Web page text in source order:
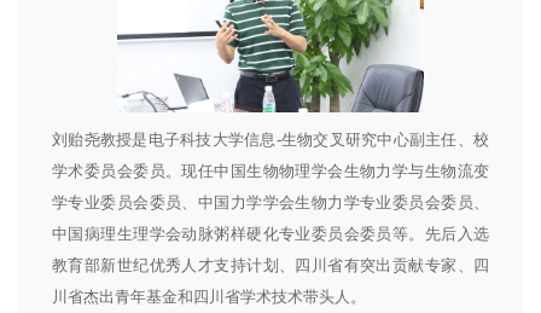
刘贻尧教授是电子科技大学信息-生物交叉研究中心副主任、校
学术委员会委员。现任中国生物物理学会生物力学与生物流变
学专业委员会委员、中国力学学会生物力学专业委员会委员、
中国病理生理学会动脉粥样硬化专业委员会委员等。先后入选
教育部新世纪优秀人才支持计划、四川省有突出贡献专家、四
川省杰出青年基金和四川省学术技术带头人。